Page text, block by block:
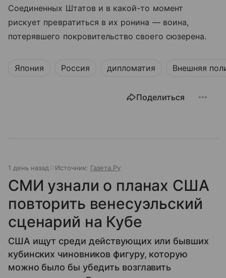
Соединенных Штатов и в какой-то момент
рискует превратиться в их ронина — воина,
потерявшего покровительство своего сюзерена.
Япония Россия дипломатия Внешняя
Поделиться
1 день назад Источник: Газета.Ру
СМИ узнали о планах США
повторить венесуэльский
сценарий на Кубе
США ищут среди действующих или бывших
кубинских чиновников фигуру, которую
можно было бы убедить возглавить